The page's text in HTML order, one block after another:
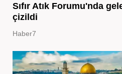
Sıfır Atık Forumu'nda
çizildi
Haber7